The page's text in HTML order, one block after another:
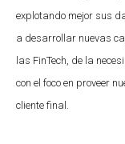
explotando mejor sus
a desarrollar nuevas
las FinTech, de la
con el foco en proveer
cliente final.